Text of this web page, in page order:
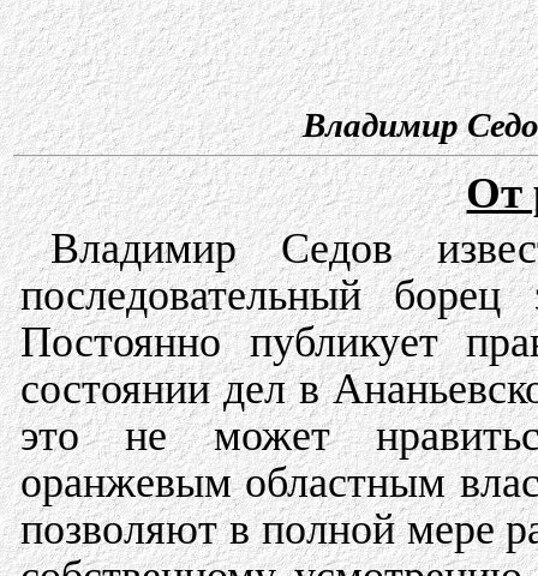
Владимир
От
Владимир Седов
последовательный
Постоянно публикует
состоянии дел в
это не может
оранжевым областным
позволяют в полной мере